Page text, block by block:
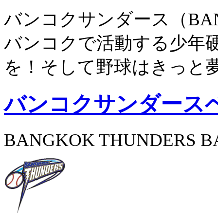
バンコクサンダース（
バンコクで活動する少年
を！そして野球はきっと
バンコクサンダース
BANGKOK THUNDERS